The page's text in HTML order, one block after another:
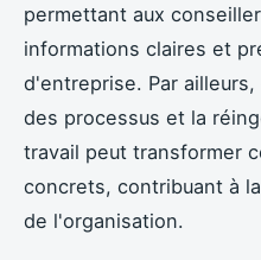
permettant aux
informations claires et
d'entreprise. Par
des processus et la
travail peut transformer
concrets, contribuant à
de l'organisation.